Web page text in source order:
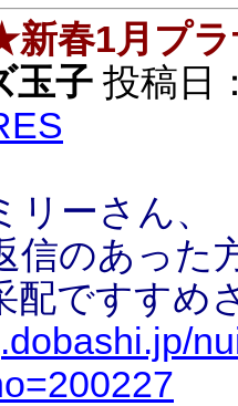
春1月プ
玉子 投稿日
ーさん、
信のあった
配ですすめ